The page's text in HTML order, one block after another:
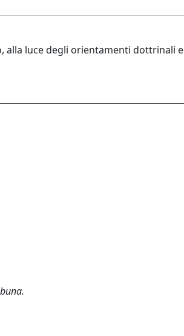
alla luce degli orientamenti dottrinali e